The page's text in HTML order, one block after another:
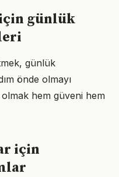
günlük
günlük
önde olmayı
hem güveni hem
için